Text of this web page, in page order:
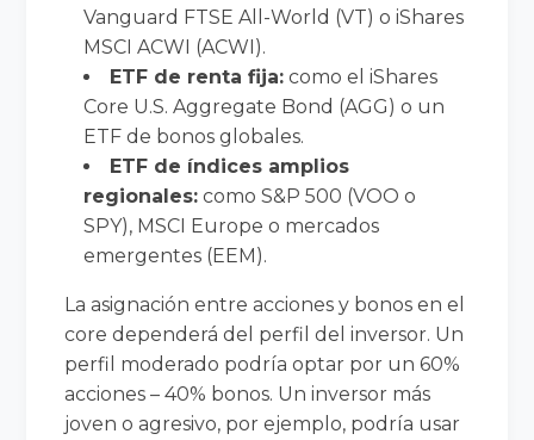
Vanguard FTSE All-World (VT) o iShares
MSCI ACWI (ACWI).
ETF de renta fija: como el iShares
Core U.S. Aggregate Bond (AGG) o un
ETF de bonos globales.
ETF de índices amplios
regionales: como S&P 500 (VOO o
SPY), MSCI Europe o mercados
emergentes (EEM).
La asignación entre acciones y bonos en el
core dependerá del perfil del inversor. Un
perfil moderado podría optar por un 60%
acciones – 40% bonos. Un inversor más
joven o agresivo, por ejemplo, podría usar